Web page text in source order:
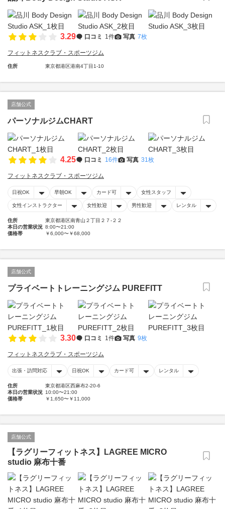
3.29 口コミ 1件 写真 7枚
フィットネスクラブ・スポーツジム
住所 東京都港区港南4丁目1-10
店舗公式
パーソナルジムCHART
4.25 口コミ 16件 写真 31枚
フィットネスクラブ・スポーツジム
日祝OK 早朝OK カード可 女性スタッフ
女性インストラクター 女性歓迎 男性歓迎 レンタル
住所
東京都港区南青山２丁目２７-２２
本日の営業状況 8:00〜21:00
価格帯
￥6,000〜￥68,000
店舗公式
プライベートトレーニングジム PUREFITT
3.30 口コミ 1件 写真 9枚
フィットネスクラブ・スポーツジム
出張・訪問対応 日祝OK カード可 レンタル
住所
東京都港区西麻布2-20-6
本日の営業状況 10:00〜21:00
価格帯
￥1,650〜￥11,000
店舗公式
【ラグリーフィットネス】LAGREE MICRO
studio 麻布十番